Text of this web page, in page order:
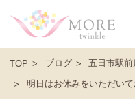
TOP ブログ 五日市駅前
明日はお休みをいただいて